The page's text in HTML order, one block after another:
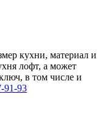
кухни, материал и
лофт, а может
в том числе и
91-93